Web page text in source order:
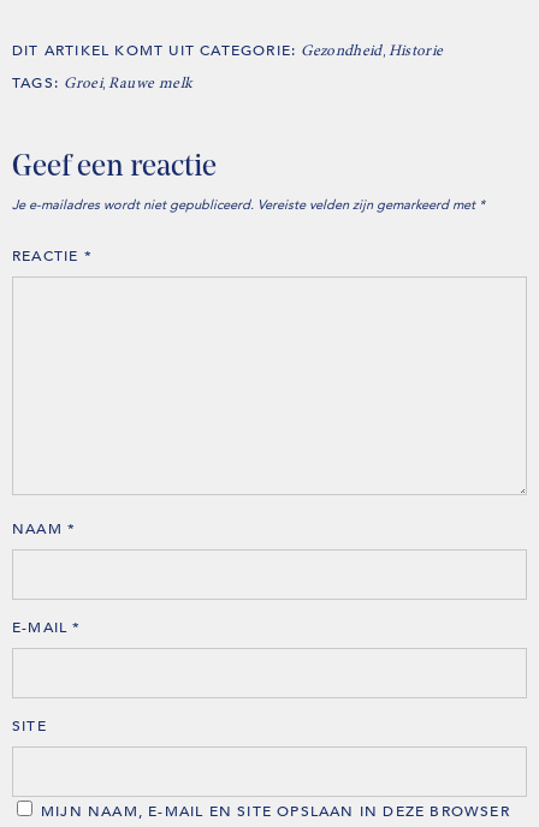
DIT ARTIKEL KOMT UIT CATEGORIE: Gezondheid, Historie
TAGS: Groei,Rauwe melk
Geef een reactie
Je e-mailadres wordt niet gepubliceerd. Vereiste velden zijn gemarkeerd met *
REACTIE *
NAAM *
E-MAIL*
SITE
MIJN NAAM, E-MAIL EN SITE OPSLAAN IN DEZE BROWSER